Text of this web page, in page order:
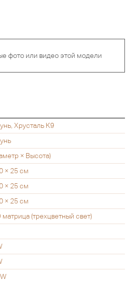
фото или видео этой модели
Хрусталь К9
× Высота)
× 25 см
× 25 см
× 25 см
матрица (трехцветный свет)